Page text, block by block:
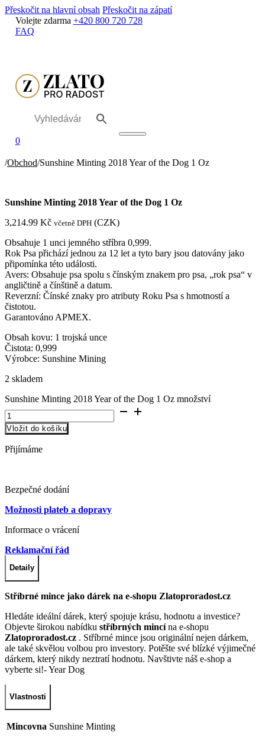
Přeskočit na hlavní obsah Přeskočit na zápatí
Volejte zdarma +420 800 720 728
FAQ
0
/Obchod/Sunshine Minting 2018 Year of the Dog 1 Oz
Sunshine Minting 2018 Year of the Dog 1 Oz
3,214.99 Kč včetně DPH (CZK)
Obsahuje 1 unci jemného stříbra 0,999.
Rok Psa přichází jednou za 12 let a tyto bary jsou datovány jako
připomínka této události.
Avers: Obsahuje psa spolu s čínským znakem pro psa, „rok psa“ v
angličtině a čínštině a datum.
Reverzní: Čínské znaky pro atributy Roku Psa s hmotností a
čistotou.
Garantováno APMEX.
Obsah kovu: 1 trojská unce
Čistota: 0,999
Výrobce: Sunshine Mining
2 skladem
Sunshine Minting 2018 Year of the Dog 1 Oz množství
Vložit do košíku
Přijímáme
Bezpečné dodání
Možnosti plateb a dopravy
Informace o vrácení
Reklamační řád
Detaily
Stříbrné mince jako dárek na e-shopu Zlatoproradost.cz
Hledáte ideální dárek, který spojuje krásu, hodnotu a investice?
Objevte širokou nabídku stříbrných mincína e-shopu
Zlatoproradost.cz . Stříbrné mince jsou originální nejen dárkem,
ale také skvělou volbou pro investory. Potěšte své blízké výjimečné
dárkem, který nikdy neztratí hodnotu. Navštivte náš e-shop a
vyberte si!- Year Dog
Vlastnosti
Mincovna Sunshine Minting